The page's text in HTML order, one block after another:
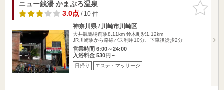
お気に入
りに追加
ニュー銭湯 かまぶろ温泉
3.0点/ 10 件
神奈川県 / 川崎市川崎区
大井競馬場前駅8.11km 鈴木町駅1.12km
JR川崎駅から路線バス利用10分、下車後徒歩2分
営業時間 6:00～24:00
入浴料金 530円～
日帰り エステ・マッサージ